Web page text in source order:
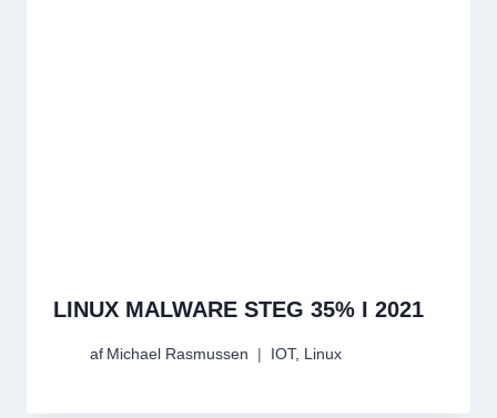
LINUX MALWARE STEG 35% I 2021
af Michael Rasmussen IOT, Linux